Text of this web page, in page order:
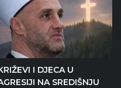
I DJECA U
NA SREDIŠNJU